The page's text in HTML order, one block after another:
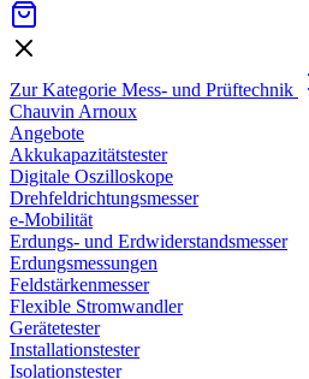
Zur Kategorie Mess- und Prüftechnik
Chauvin Arnoux
Angebote
Akkukapazitätstester
Digitale Oszilloskope
Drehfeldrichtungsmesser
e-Mobilität
Erdungs- und Erdwiderstandsmesser
Erdungsmessungen
Feldstärkenmesser
Flexible Stromwandler
Gerätetester
Installationstester
Isolationstester